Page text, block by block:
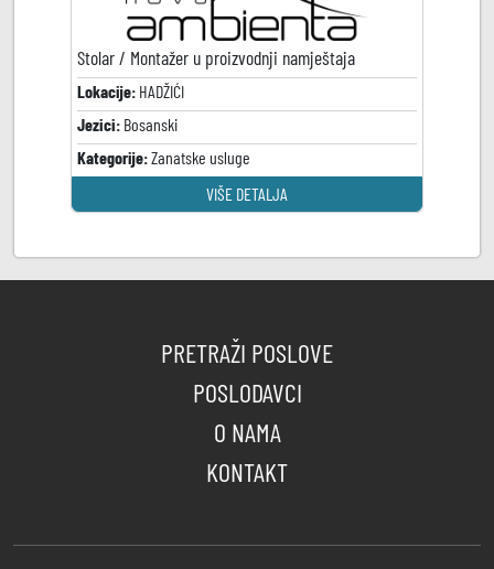
Stolar / Montažer u proizvodnji namještaja
Lokacije: HADŽIĆI
Jezici: Bosanski
Kategorije:Zanatske usluge
VIŠE DETALJA
PRETRAŽI POSLOVE
POSLODAVCI
O NAMA
KONTAKT